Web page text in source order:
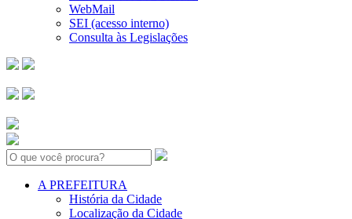
WebMail
SEI (acesso interno)
Consulta às Legislações
Search:
A PREFEITURA
História da Cidade
Localização da Cidade